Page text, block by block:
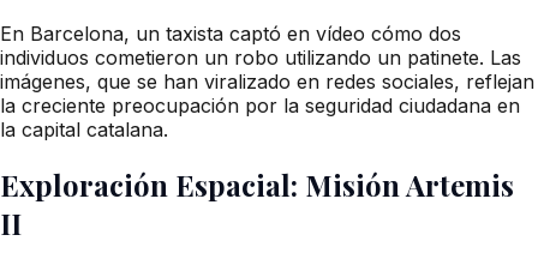
En Barcelona, un taxista captó en vídeo cómo dos
individuos cometieron un robo utilizando un patinete. Las
imágenes, que se han viralizado en redes sociales, reflejan
la creciente preocupación por la seguridad ciudadana en
la capital catalana.
Exploración Espacial: Misión Artemis
II